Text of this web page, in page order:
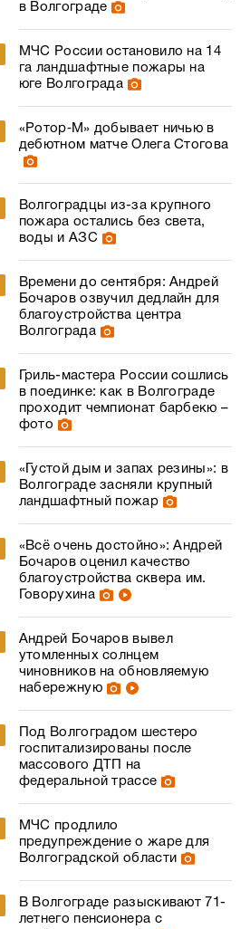
в Волгограде
МЧС России остановило на 14
га ландшафтные пожары на
юге Волгограда
«Ротор‑М» добывает ничью в
дебютном матче Олега Стогова
Волгоградцы из-за крупного
пожара остались без света,
воды и АЗС
Времени до сентября: Андрей
Бочаров озвучил дедлайн для
благоустройства центра
Волгограда
Гриль-мастера России сошлись
в поединке: как в Волгограде
проходит чемпионат барбекю –
фото
«Густой дым и запах резины»: в
Волгограде засняли крупный
ландшафтный пожар
«Всё очень достойно»: Андрей
Бочаров оценил качество
благоустройства сквера им.
Говорухина
Андрей Бочаров вывел
утомленных солнцем
чиновников на обновляемую
набережную
Под Волгоградом шестеро
госпитализированы после
массового ДТП на
федеральной трассе
МЧС продлило
предупреждение о жаре для
Волгоградской области
В Волгограде разыскивают 71-
летнего пенсионера с